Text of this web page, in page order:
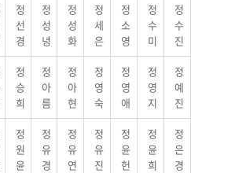
정
선
경
정
성
녕
정
성
화
정
세
은
정
소
영
정
수
미
정
수
진
정
승
희
정
아
름
정
아
현
정
영
숙
정
영
애
정
영
지
정
예
진
정
원
윤
정
유
경
정
유
연
정
유
진
정
윤
헌
정
윤
희
정
은
경